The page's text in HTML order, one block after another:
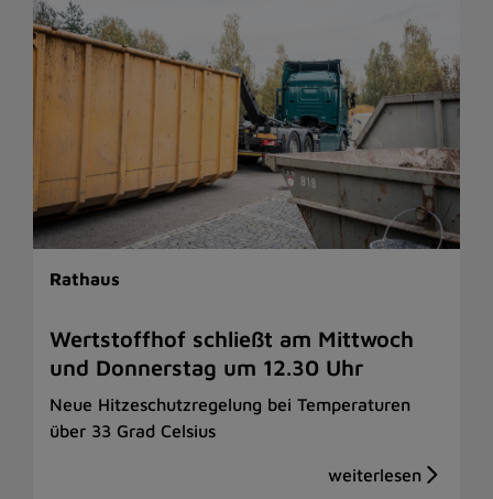
Rathaus
Wertstoffhof schließt am Mittwoch
und Donnerstag um 12.30 Uhr
Neue Hitzeschutzregelung bei Temperaturen
über 33 Grad Celsius